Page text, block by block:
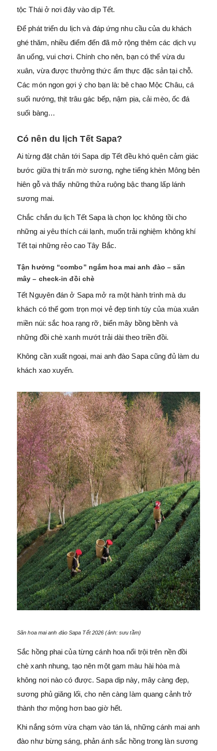
tộc Thái ở nơi đây vào dịp Tết.
Để phát triển du lịch và đáp ứng nhu cầu của du khách
ghé thăm, nhiều điểm đến đã mở rộng thêm các dịch vụ
ăn uống, vui chơi. Chính cho nên, bạn có thể vừa du
xuân, vừa được thưởng thức ẩm thực đặc sản tại chỗ.
Các món ngon gợi ý cho bạn là: bê chao Mộc Châu, cá
suối nướng, thịt trâu gác bếp, nậm pịa, cải mèo, ốc đá
suối bàng…
Có nên du lịch Tết Sapa?
Ai từng đặt chân tới Sapa dịp Tết đều khó quên cảm giác
bước giữa thị trấn mờ sương, nghe tiếng khèn Mông bên
hiên gỗ và thấy những thửa ruộng bậc thang lấp lánh
sương mai.
Chắc chắn du lịch Tết Sapa là chọn lọc không tồi cho
những ai yêu thích cái lạnh, muốn trải nghiệm không khí
Tết tại những rẻo cao Tây Bắc.
Tận hưởng “combo” ngắm hoa mai anh đào – săn
mây – check-in đồi chè
Tết Nguyên đán ở Sapa mở ra một hành trình mà du
khách có thể gom trọn mọi vẻ đẹp tinh túy của mùa xuân
miền núi: sắc hoa rạng rỡ, biển mây bồng bềnh và
những đồi chè xanh mướt trải dài theo triền đồi.
Không cần xuất ngoại, mai anh đào Sapa cũng đủ làm du
khách xao xuyến.
Săn hoa mai anh đào Sapa Tết 2026 (ảnh: sưu tầm)
Sắc hồng phai của từng cánh hoa nổi trội trên nền đồi
chè xanh nhung, tạo nên một gam màu hài hòa mà
không nơi nào có được. Sapa dịp này, mây càng đẹp,
sương phủ giăng lối, cho nên càng làm quang cảnh trở
thành thơ mộng hơn bao giờ hết.
Khi nắng sớm vừa chạm vào tán lá, những cánh mai anh
đào như bừng sáng, phản ánh sắc hồng trong làn sương